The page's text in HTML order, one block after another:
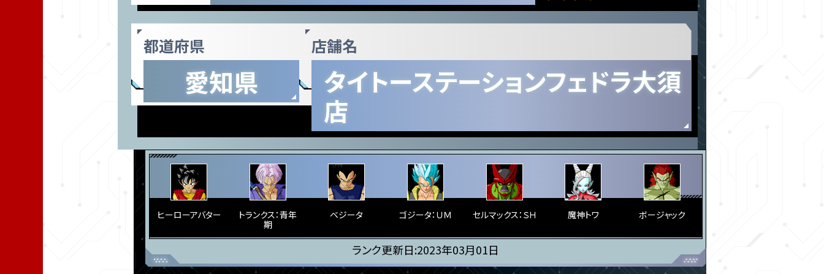
都道府県
愛知県
店舗名
タイトーステーションフェドラ大須
店
ヒーローアバター
トランクス：青年
期
ベジータ ゴジータ：ＵＭ セルマックス：ＳＨ 魔神トワ ボージャック
ランク更新日:2023年03月01日